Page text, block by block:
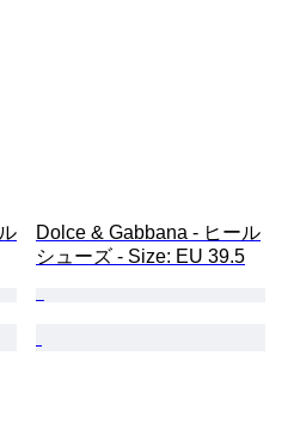
Dolce & Gabbana - ヒール
シューズ - Size: EU 39.5